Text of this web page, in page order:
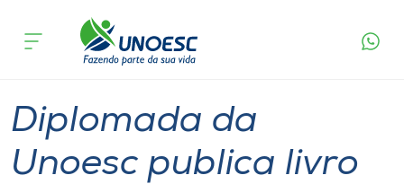
Cursos
Pesquisa
acontece
Diplomada da
Unoesc publica livro